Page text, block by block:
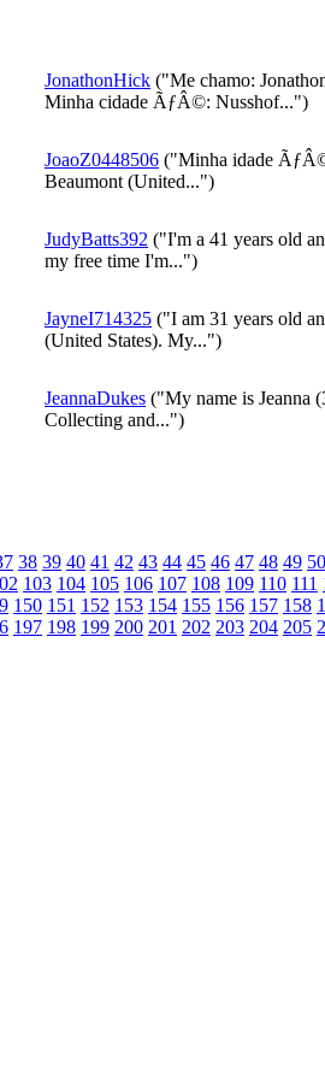
JonathonHick ("Me chamo:
Minha cidade ÃƒÂ©: Nusshof...")
JoaoZ0448506 ("Minha idade
Beaumont (United...")
JudyBatts392 ("I'm a 41 years old
my free time I'm...")
JayneI714325 ("I am 31 years old
(United States). My...")
JeannaDukes ("My name is Jeanna
Collecting and...")
38 39 40 41 42 43 44 45 46 47 48 49 50
103 104 105 106 107 108 109 110 111
150 151 152 153 154 155 156 157 158
197 198 199 200 201 202 203 204 205